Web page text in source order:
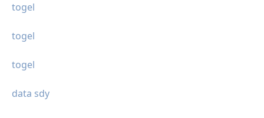
togel
togel
togel
data sdy